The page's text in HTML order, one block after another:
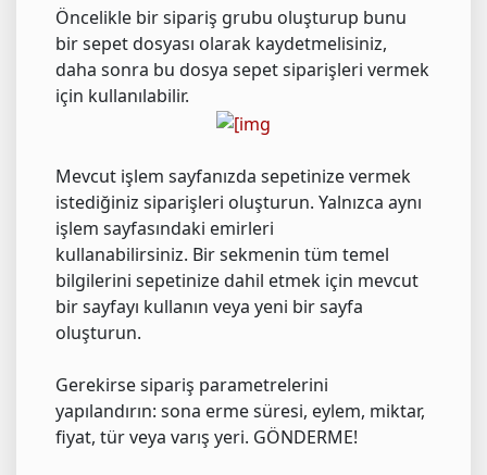
Öncelikle bir sipariş grubu oluşturup bunu
bir sepet dosyası olarak kaydetmelisiniz,
daha sonra bu dosya sepet siparişleri vermek
için kullanılabilir.
Mevcut işlem sayfanızda sepetinize vermek
istediğiniz siparişleri oluşturun. Yalnızca aynı
işlem sayfasındaki emirleri
kullanabilirsiniz. Bir sekmenin tüm temel
bilgilerini sepetinize dahil etmek için mevcut
bir sayfayı kullanın veya yeni bir sayfa
oluşturun.
Gerekirse sipariş parametrelerini
yapılandırın: sona erme süresi, eylem, miktar,
fiyat, tür veya varış yeri. GÖNDERME!